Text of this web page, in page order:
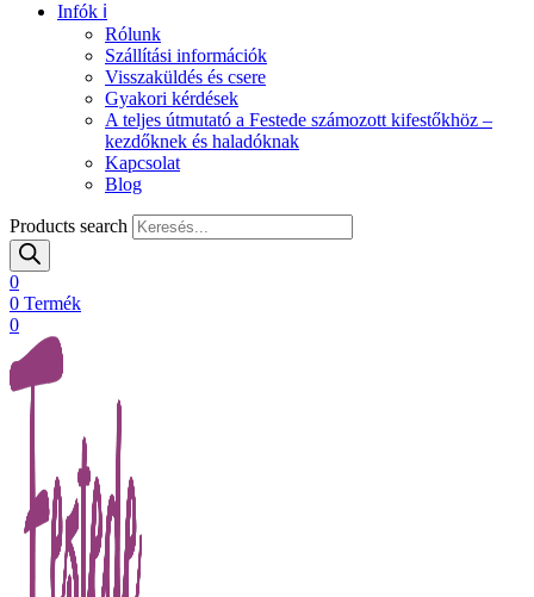
Infók ℹ️
Rólunk
Szállítási információk
Visszaküldés és csere
Gyakori kérdések
A teljes útmutató a Festede számozott kifestőkhöz –
kezdőknek és haladóknak
Kapcsolat
Blog
Products search
0
0 Termék
0